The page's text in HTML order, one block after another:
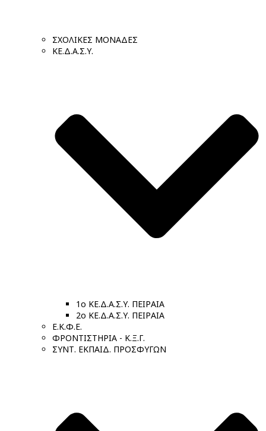
ΣΧΟΛΙΚΕΣ ΜΟΝΑΔΕΣ
ΚΕ.Δ.Α.Σ.Υ.
1ο ΚΕ.Δ.Α.Σ.Υ. ΠΕΙΡΑΙΑ
2ο ΚΕ.Δ.Α.Σ.Υ. ΠΕΙΡΑΙΑ
Ε.Κ.Φ.Ε.
ΦΡΟΝΤΙΣΤΗΡΙΑ - Κ.Ξ.Γ.
ΣΥΝΤ. ΕΚΠΑΙΔ. ΠΡΟΣΦΥΓΩΝ